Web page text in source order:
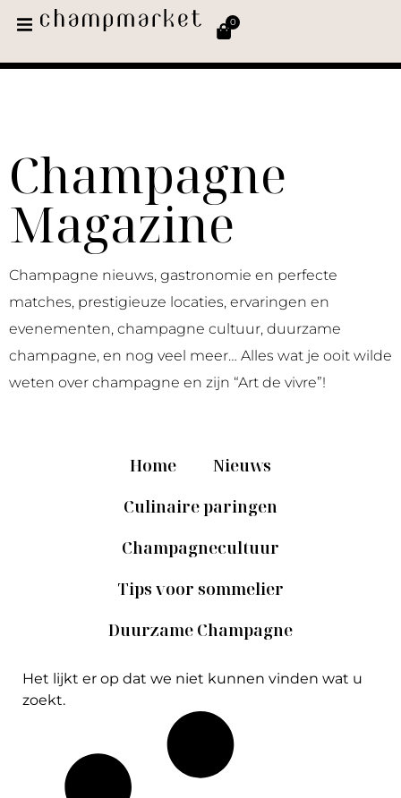
0
Champagne
Magazine
Champagne nieuws, gastronomie en perfecte
matches, prestigieuze locaties, ervaringen en
evenementen, champagne cultuur, duurzame
champagne, en nog veel meer… Alles wat je ooit wilde
weten over champagne en zijn “Art de vivre”!
Home
Nieuws
Culinaire paringen
Champagnecultuur
Tips voor sommelier
Duurzame Champagne
Het lijkt er op dat we niet kunnen vinden wat u
zoekt.